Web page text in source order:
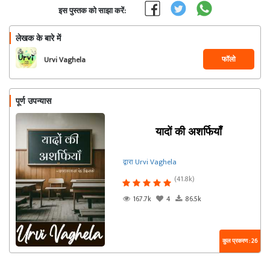
इस पुस्तक को साझा करें:
लेखक के बारे में
Urvi Vaghela फॉलो
पूर्ण उपन्यास
यादों की अशर्फियाँ
द्वारा Urvi Vaghela
(41.8k)
167.7k
4 86.5k
कुल प्रकरण : 26